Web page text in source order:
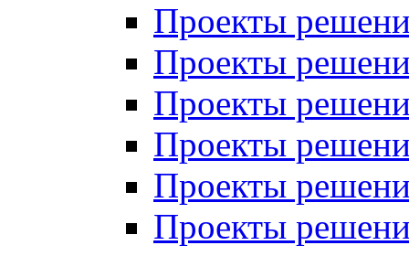
Проекты
Проекты
Проекты
Проекты
Проекты
Проекты